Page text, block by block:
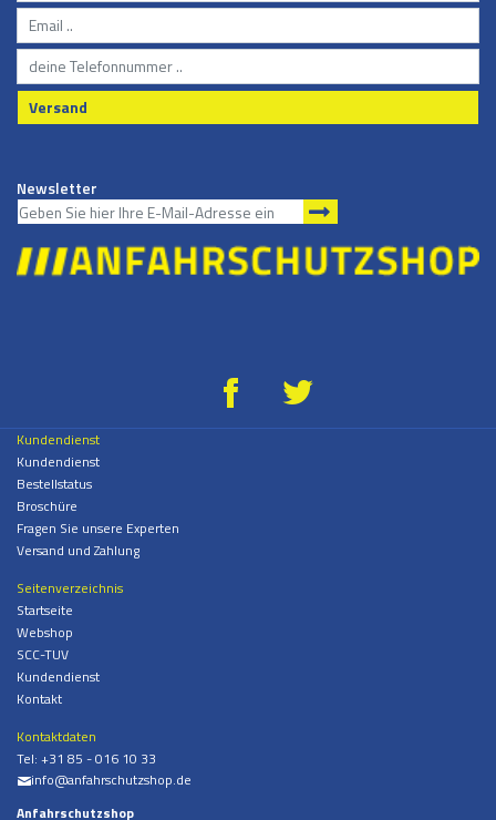
Versand
Newsletter
g *
Kundendienst
Kundendienst
Bestellstatus
Broschüre
Fragen Sie unsere Experten
Versand und Zahlung
Seitenverzeichnis
Startseite
Webshop
SCC-TUV
Kundendienst
Kontakt
Kontaktdaten
Tel: +31 85 - 016 10 33
%info@anfahrschutzshop.de
Anfahrschutzshop